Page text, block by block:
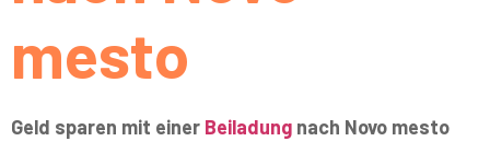
mesto
Geld sparen mit einer Beiladung nach Novo mesto